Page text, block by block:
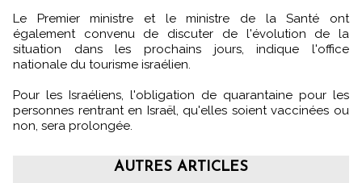
Le Premier ministre et le ministre de la Santé ont
également convenu de discuter de l'évolution de la
situation dans les prochains jours, indique l'office
nationale du tourisme israélien.
Pour les Israéliens, l'obligation de quarantaine pour les
personnes rentrant en Israël, qu'elles soient vaccinées ou
non, sera prolongée.
AUTRES ARTICLES